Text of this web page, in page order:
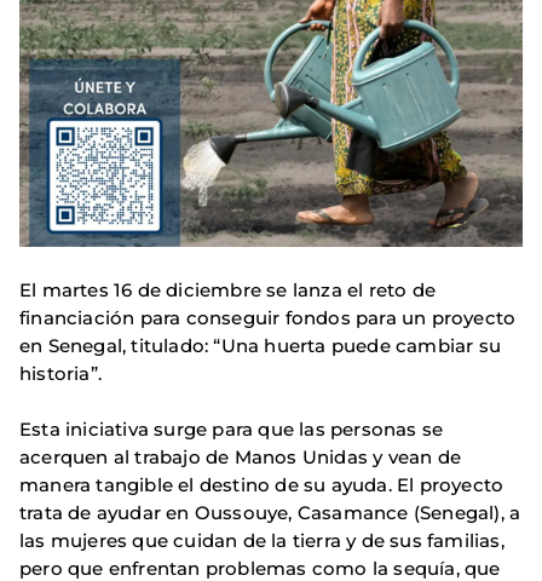
El martes 16 de diciembre se lanza el reto de
financiación para conseguir fondos para un proyecto
en Senegal, titulado: “Una huerta puede cambiar su
historia”.
Esta iniciativa surge para que las personas se
acerquen al trabajo de Manos Unidas y vean de
manera tangible el destino de su ayuda. El proyecto
trata de ayudar en Oussouye, Casamance (Senegal), a
las mujeres que cuidan de la tierra y de sus familias,
pero que enfrentan problemas como la sequía, que